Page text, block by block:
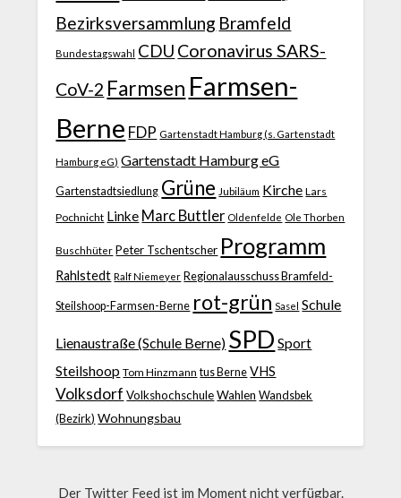
Bezirksversammlung Bramfeld
Bundestagswahl CDU Coronavirus SARS-
CoV-2 Farmsen Farmsen-
Berne FDP Gartenstadt Hamburg (s. Gartenstadt
Hamburg eG) Gartenstadt Hamburg eG
Gartenstadtsiedlung Grüne Jubiläum Kirche Lars
Pochnicht Linke Marc Buttler Oldenfelde Ole Thorben
Buschhüter Peter Tschentscher Programm
Rahlstedt Ralf Niemeyer Regionalausschuss Bramfeld-
Steilshoop-Farmsen-Berne rot-grün Sasel Schule
Lienaustraße (Schule Berne) SPD Sport
Steilshoop Tom Hinzmann tus Berne VHS
Volksdorf Volkshochschule Wahlen Wandsbek
(Bezirk) Wohnungsbau
Der Twitter Feed ist im Moment nicht verfügbar.